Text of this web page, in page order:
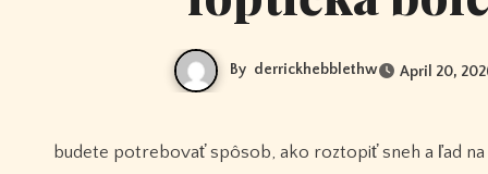
By derrickhebblethw April 20,
budete potrebovať spôsob, ako roztopiť sneh a ľad na vodu. majte vždy dostatok zápaliek a tiež zapaľovač. oheň môže ľahko